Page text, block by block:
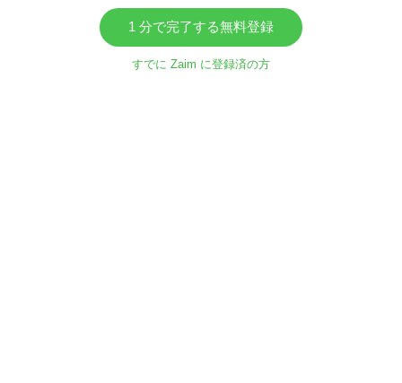
1 分で完了する無料登録
すでに Zaim に登録済の方